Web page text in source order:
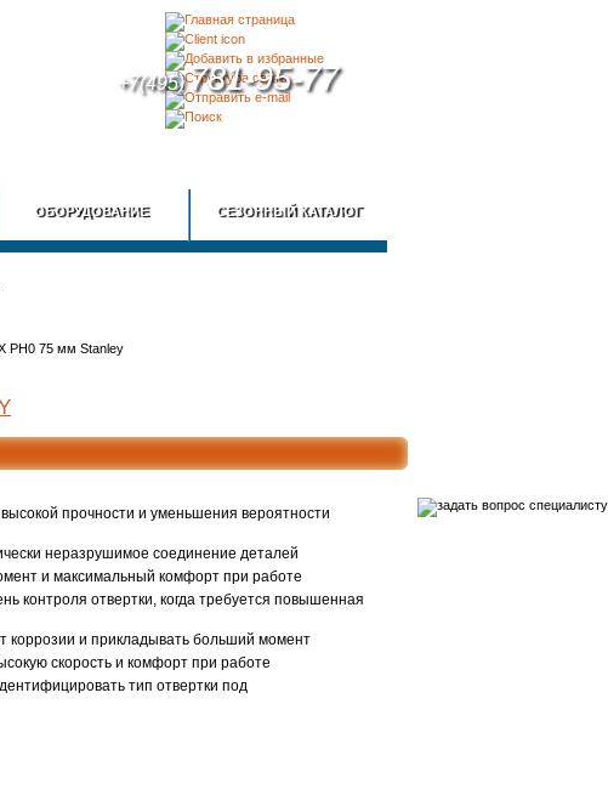
+7(495)781-95-77
ОБОРУДОВАНИЕ СЕЗОННЫЙ КАТАЛОГ
прочности и уменьшения вероятности
неразрушимое соединение деталей
и максимальный комфорт при работе
контроля отвертки, когда требуется повышенная
коррозии и прикладывать больший момент
скорость и комфорт при работе
тип отвертки под